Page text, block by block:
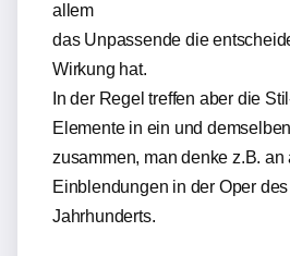
allem
das Unpassende die
Wirkung hat.
In der Regel treffen aber die
Elemente in ein und
zusammen, man denke z.B. an
Einblendungen in der Oper
Jahrhunderts.